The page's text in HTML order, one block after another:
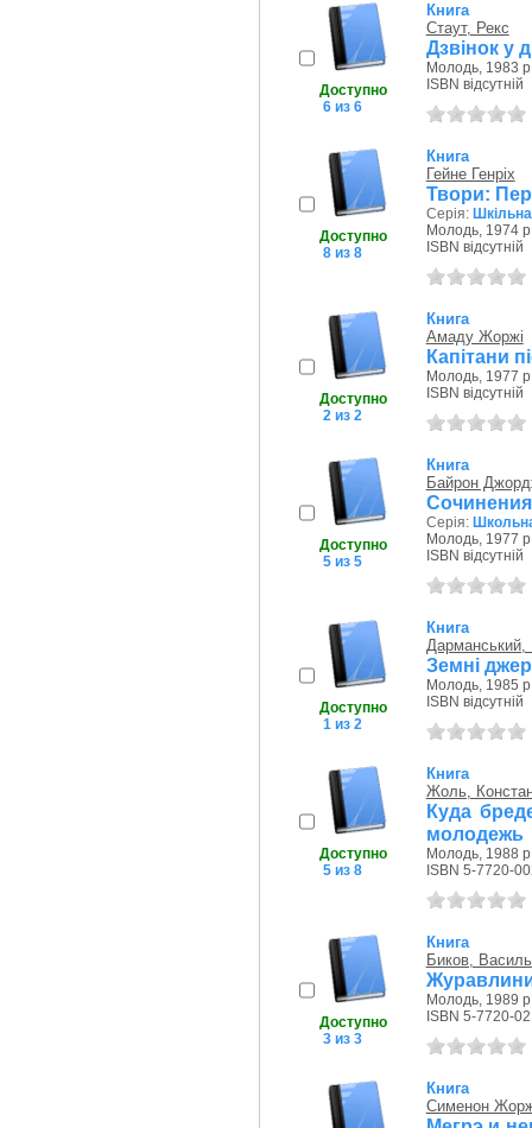
Доступно
6 из 6
Книга
Стаут, Рекс
Дзвінок у
Молодь, 1983
ISBN відсутній
Доступно
8 из 8
Книга
Гейне Генріх
Твори:
Серія:
Молодь, 1974
ISBN відсутній
Доступно
2 из 2
Книга
Амаду Жоржі
Капітани
Молодь, 1977
ISBN відсутній
Доступно
5 из 5
Книга
Байрон
Серія:
Молодь, 1977
ISBN відсутній
Доступно
1 из 2
Книга
Земні
Молодь, 1985
ISBN відсутній
Доступно
5 из 8
Книга
Жоль,
Куда
молодежь
Молодь, 1988
ISBN 5-7720-
Доступно
3 из 3
Книга
Биков,
Молодь, 1989
ISBN 5-7720-
Книга
Сименон